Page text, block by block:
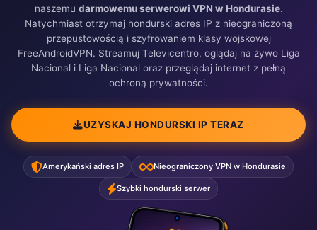
naszemu darmowemu serwerowi VPN w Hondurasie.
Natychmiast otrzymaj hondurski adres IP z nieograniczoną
przepustowością i szyfrowaniem klasy wojskowej
FreeAndroidVPN. Streamuj Televicentro, oglądaj na żywo Liga
Nacional i Liga Nacional oraz przeglądaj internet z pełną
ochroną prywatności.
UZYSKAJ HONDURSKI IP TERAZ
Amerykański adres IP Nieograniczony VPN w Hondurasie
Szybki hondurski serwer